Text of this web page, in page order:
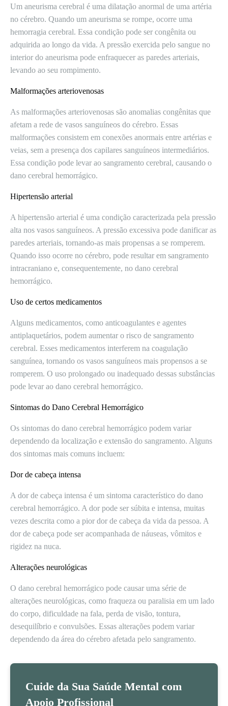
Um aneurisma cerebral é uma dilatação anormal de uma artéria
no cérebro. Quando um aneurisma se rompe, ocorre uma
hemorragia cerebral. Essa condição pode ser congênita ou
adquirida ao longo da vida. A pressão exercida pelo sangue no
interior do aneurisma pode enfraquecer as paredes arteriais,
levando ao seu rompimento.
Malformações arteriovenosas
As malformações arteriovenosas são anomalias congênitas que
afetam a rede de vasos sanguíneos do cérebro. Essas
malformações consistem em conexões anormais entre artérias e
veias, sem a presença dos capilares sanguíneos intermediários.
Essa condição pode levar ao sangramento cerebral, causando o
dano cerebral hemorrágico.
Hipertensão arterial
A hipertensão arterial é uma condição caracterizada pela pressão
alta nos vasos sanguíneos. A pressão excessiva pode danificar as
paredes arteriais, tornando-as mais propensas a se romperem.
Quando isso ocorre no cérebro, pode resultar em sangramento
intracraniano e, consequentemente, no dano cerebral
hemorrágico.
Uso de certos medicamentos
Alguns medicamentos, como anticoagulantes e agentes
antiplaquetários, podem aumentar o risco de sangramento
cerebral. Esses medicamentos interferem na coagulação
sanguínea, tornando os vasos sanguíneos mais propensos a se
romperem. O uso prolongado ou inadequado dessas substâncias
pode levar ao dano cerebral hemorrágico.
Sintomas do Dano Cerebral Hemorrágico
Os sintomas do dano cerebral hemorrágico podem variar
dependendo da localização e extensão do sangramento. Alguns
dos sintomas mais comuns incluem:
Dor de cabeça intensa
A dor de cabeça intensa é um sintoma característico do dano
cerebral hemorrágico. A dor pode ser súbita e intensa, muitas
vezes descrita como a pior dor de cabeça da vida da pessoa. A
dor de cabeça pode ser acompanhada de náuseas, vômitos e
rigidez na nuca.
Alterações neurológicas
O dano cerebral hemorrágico pode causar uma série de
alterações neurológicas, como fraqueza ou paralisia em um lado
do corpo, dificuldade na fala, perda de visão, tontura,
desequilíbrio e convulsões. Essas alterações podem variar
dependendo da área do cérebro afetada pelo sangramento.
Cuide da Sua Saúde Mental com
Apoio Profissional